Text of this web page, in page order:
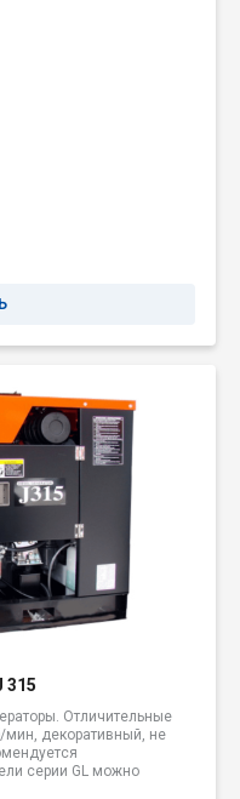
315
Отличительные
мин, декоративный, не
серии GL можно